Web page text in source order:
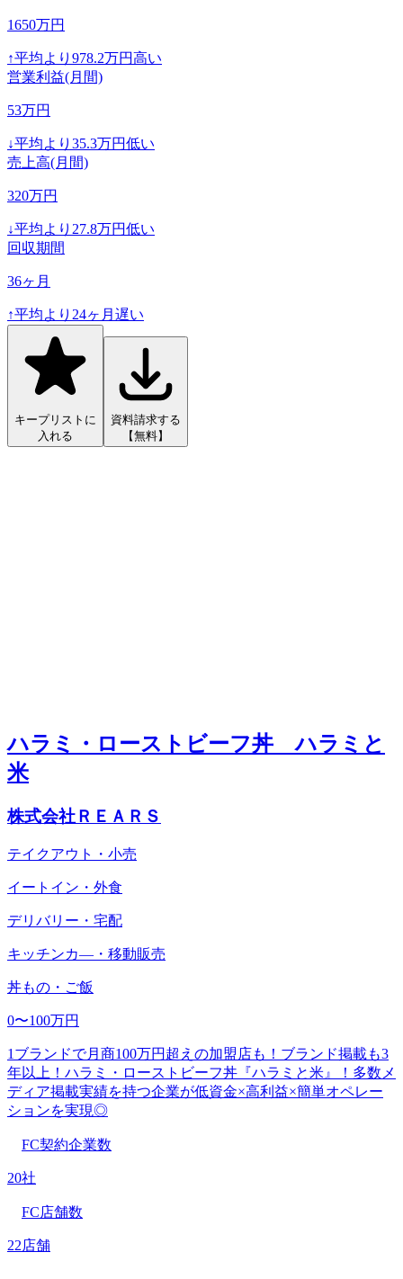
1650万円
↑平均より 978.2万円高い
営業利益(月間)
53万円
↓平均より 35.3万円低い
売上高(月間)
320万円
↓平均より 27.8万円低い
回収期間
36ヶ月
↑平均より 24ヶ月遅い
キープリストに
入れる
資料請求する
【無料】
ハラミ・ローストビーフ丼 ハラミと
米
株式会社ＲＥＡＲＳ
テイクアウト・小売
イートイン・外食
デリバリー・宅配
キッチンカ―・移動販売
丼もの・ご飯
0〜100万円
1ブランドで月商100万円超えの加盟店も！ブランド掲載も3
年以上！ハラミ・ローストビーフ丼『ハラミと米』！多数メ
ディア掲載実績を持つ企業が低資金×高利益×簡単オペレー
ションを実現◎
FC契約企業数
20社
FC店舗数
22店舗